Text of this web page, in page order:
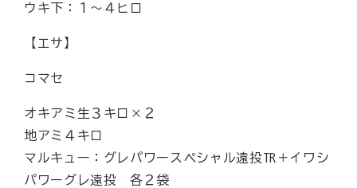
ウキ下：１～４ヒロ
【エサ】
コマセ
オキアミ生３キロ×２
地アミ４キロ
マルキュー：グレパワースペシャル遠投TR＋イワシ
パワーグレ遠投 各２袋